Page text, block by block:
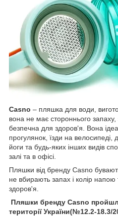
Casno – пляшка для води,
вона не має стороннього запаху,
безпечна для здоров'я. Вона
прогулянок, їзди на велосипеді,
йоги та будь-яких інших видів
залі та в офісі.
Пляшки від бренду Casno
не вбирають запах і колір
здоров'я.
Пляшки бренду Casno
території України(№12.2-18.3/